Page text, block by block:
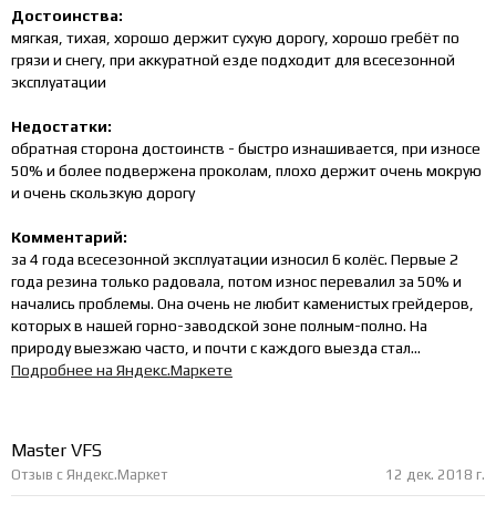
Достоинства:
мягкая, тихая, хорошо держит сухую дорогу, хорошо гребёт по
грязи и снегу, при аккуратной езде подходит для всесезонной
эксплуатации
Недостатки:
обратная сторона достоинств - быстро изнашивается, при износе
50% и более подвержена проколам, плохо держит очень мокрую
и очень скользкую дорогу
Комментарий:
за 4 года всесезонной эксплуатации износил 6 колёс. Первые 2
года резина только радовала, потом износ перевалил за 50% и
начались проблемы. Она очень не любит каменистых грейдеров,
которых в нашей горно-заводской зоне полным-полно. На
природу выезжаю часто, и почти с каждого выезда стал...
Подробнее на Яндекс.Маркете
Master VFS
12 дек. 2018 г.
Отзыв с Яндекс.Маркет